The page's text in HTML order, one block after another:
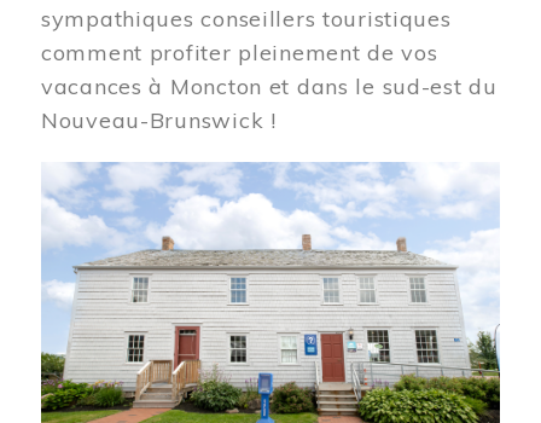
sympathiques conseillers touristiques
comment profiter pleinement de vos
vacances à Moncton et dans le sud-est du
Nouveau-Brunswick !
Image